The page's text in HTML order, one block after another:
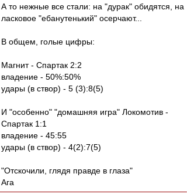
А то нежные все стали: на "дурак" обидятся, на
ласковое "ебанутенький" осерчают...
В общем, голые цифры:
Магнит - Спартак 2:2
владение - 50%:50%
удары (в створ) - 5 (3):8(5)
И "особенно" "домашняя игра" Локомотив -
Спартак 1:1
владение - 45:55
удары (в створ) - 4(2):7(5)
"Отскочили, глядя правде в глаза"
Ага